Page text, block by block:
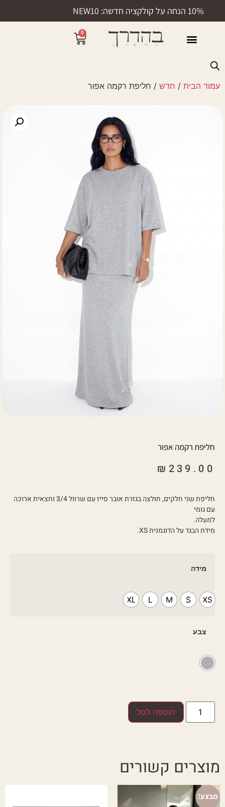
10% הנחה על קולקציה חדשה: NEW10
0
עמוד הבית / חדש / חליפת רקמה אפור
חליפת רקמה אפור
₪ 239.00
חליפת שני חלקים, חולצה בגזרת אובר סייז עם שרוול 3/4 וחצאית ארוכה
עם גומי
למעלה.
מידת הבגד על הדוגמנית XS.
מידה
XS
S
M
L
XL
צבע
הוספה לסל
מוצרים קשורים
מבצע!